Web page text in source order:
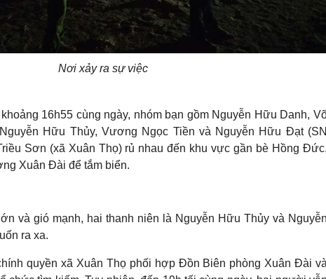
Nơi xảy ra sự việc
16h55 cùng ngày, nhóm bạn gồm Nguyễn Hữu Danh,
Hữu Thủy, Vương Ngọc Tiền và Nguyễn Hữu Đạt (SN
Sơn (xã Xuân Thọ) rủ nhau đến khu vực gần bè Hồng Đức,
Xuân Đài để tắm biển.
và gió mạnh, hai thanh niên là Nguyễn Hữu Thủy và Nguyễn
ra xa.
quyền xã Xuân Thọ phối hợp Đồn Biên phòng Xuân Đài và